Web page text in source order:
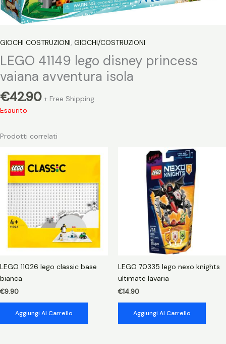
GIOCHI COSTRUZIONI, GIOCHI/COSTRUZIONI
LEGO 41149 lego disney princess
vaiana avventura isola
€42.90 + Free Shipping
Esaurito
Prodotti correlati
LEGO 11026 lego classic base
bianca
€9.90
Aggiungi Al Carrello
LEGO 70335 lego nexo knights
ultimate lavaria
€14.90
Aggiungi Al Carrello